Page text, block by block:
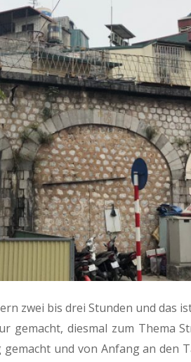
zwei bis drei Stunden und das
gemacht, diesmal zum Thema
und von Anfang an